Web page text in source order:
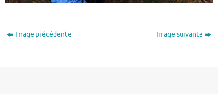
Image précédente Image suivante